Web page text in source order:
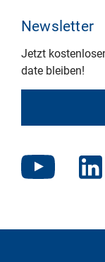
Newsletter
Jetzt
date bleiben!